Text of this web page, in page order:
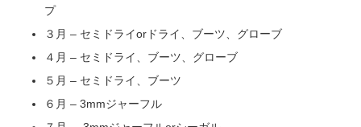
プ
３月 – セミドライorドライ、ブーツ、グローブ
４月 – セミドライ、ブーツ、グローブ
５月 – セミドライ、ブーツ
６月 – 3mmジャーフル